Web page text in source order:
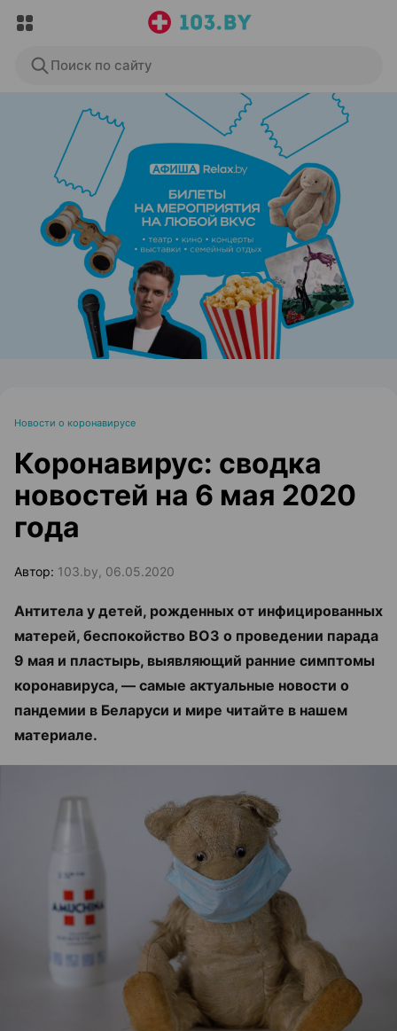
Поиск по сайту
ЭФФЕКТИВНАЯ РЕКЛАМА НА САЙТЕ
Новости о коронавирусе
Коронавирус: сводка
новостей на 6 мая 2020
года
Автор: 103.by, 06.05.2020
Антитела у детей, рожденных от инфицированных
матерей, беспокойство ВОЗ о проведении парада
9 мая и пластырь, выявляющий ранние симптомы
коронавируса, — самые актуальные новости о
пандемии в Беларуси и мире читайте в нашем
материале.